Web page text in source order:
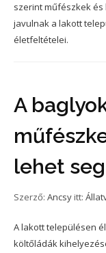
szerint műfészkek
javulnak a lakott
életfeltételei.
A
lehet
Szerző: Ancsy itt:
A lakott településen
költőládák